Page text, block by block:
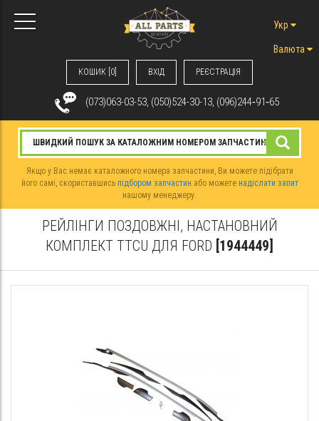
КОШИК [0] ВХIД РЕЄСТРАЦІЯ
Укр
Валюта
(073)063-03-53, (050)524-30-13, (096)244‑91‑65
Якщо у Вас немає каталожного номера запчастини, Ви можете підібрати
його самі, скориставшись підбором запчастин або можете надіслати запит
нашому менеджеру.
РЕЙЛІНГИ ПОЗДОВЖНІ, НАСТАНОВНИЙ
КОМПЛЕКТ TTCU ДЛЯ FORD [1944449]